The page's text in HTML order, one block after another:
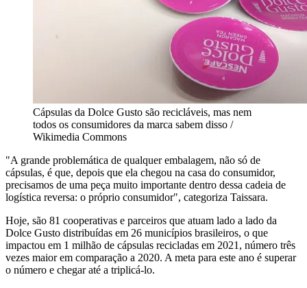
Cápsulas da Dolce Gusto são recicláveis, mas nem
todos os consumidores da marca sabem disso /
Wikimedia Commons
"A grande problemática de qualquer embalagem, não só de
cápsulas, é que, depois que ela chegou na casa do consumidor,
precisamos de uma peça muito importante dentro dessa cadeia de
logística reversa: o próprio consumidor", categoriza Taissara.
Hoje, são 81 cooperativas e parceiros que atuam lado a lado da
Dolce Gusto distribuídas em 26 municípios brasileiros, o que
impactou em 1 milhão de cápsulas recicladas em 2021, número três
vezes maior em comparação a 2020. A meta para este ano é superar
o número e chegar até a triplicá-lo.